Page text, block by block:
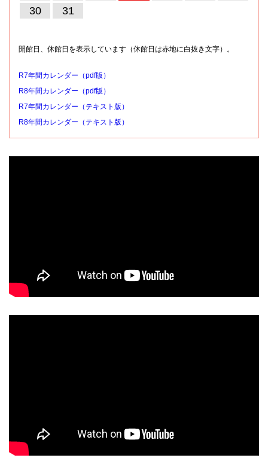
30
31
開館日、休館日を表示しています（休館日は赤地に白抜き文字）。
R7年間カレンダー（pdf版）
R8年間カレンダー（pdf版）
R7年間カレンダー（テキスト版）
R8年間カレンダー（テキスト版）